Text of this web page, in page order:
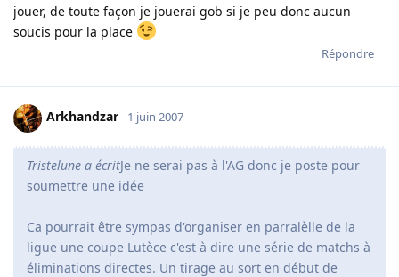
jouer, de toute façon je jouerai gob si je peu donc aucun
soucis pour la place
Répondre
Arkhandzar 1 juin 2007
Tristelune a écritJe ne serai pas à l'AG donc je poste pour
soumettre une idée
Ca pourrait être sympas d'organiser en parralèlle de la
ligue une coupe Lutèce c'est à dire une série de matchs à
éliminations directes. Un tirage au sort en début de